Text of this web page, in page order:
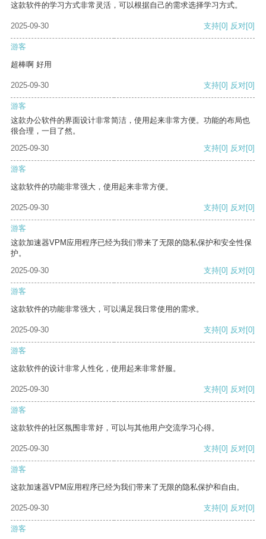
这款软件的学习方式非常灵活，可以根据自己的需求选择学习方式。
2025-09-30 支持[0] 反对[0]
游客
超棒啊 好用
2025-09-30 支持[0] 反对[0]
游客
这款办公软件的界面设计非常简洁，使用起来非常方便。功能的布局也
很合理，一目了然。
2025-09-30
支持[0] 反对[0]
游客
这款软件的功能非常强大，使用起来非常方便。
2025-09-30 支持[0] 反对[0]
游客
这款加速器VPM应用程序已经为我们带来了无限的隐私保护和安全性保
护。
2025-09-30
支持[0] 反对[0]
游客
这款软件的功能非常强大，可以满足我日常使用的需求。
2025-09-30 支持[0] 反对[0]
游客
这款软件的设计非常人性化，使用起来非常舒服。
2025-09-30 支持[0] 反对[0]
游客
这款软件的社区氛围非常好，可以与其他用户交流学习心得。
2025-09-30 支持[0] 反对[0]
游客
这款加速器VPM应用程序已经为我们带来了无限的隐私保护和自由。
2025-09-30 支持[0] 反对[0]
游客